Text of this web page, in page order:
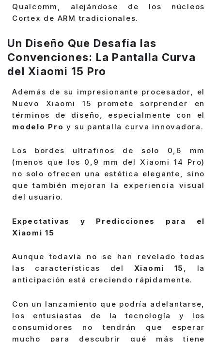
Qualcomm, alejándose de los núcleos
Cortex de ARM tradicionales.
Un Diseño Que Desafía las
Convenciones: La Pantalla Curva
del Xiaomi 15 Pro
Además de su impresionante procesador, el
Nuevo Xiaomi 15 promete sorprender en
términos de diseño, especialmente con el
modelo Pro y su pantalla curva innovadora.
Los bordes ultrafinos de solo 0,6 mm
(menos que los 0,9 mm del Xiaomi 14 Pro)
no solo ofrecen una estética elegante, sino
que también mejoran la experiencia visual
del usuario.
Expectativas y Predicciones para el
Xiaomi 15
Aunque todavía no se han revelado todas
las características del Xiaomi 15, la
anticipación está creciendo rápidamente.
Con un lanzamiento que podría adelantarse,
los entusiastas de la tecnología y los
consumidores no tendrán que esperar
mucho para descubrir qué más tiene